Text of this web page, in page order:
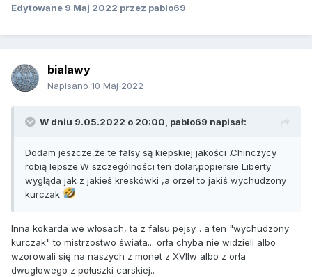
Edytowane 9 Maj 2022 przez pablo69
bialawy
Napisano 10 Maj 2022
W dniu 9.05.2022 o 20:00, pablo69 napisał:
Dodam jeszcze,że te falsy są kiepskiej jakości .Chinczycy
robią lepsze.W szczególności ten dolar,popiersie Liberty
wygląda jak z jakieś kreskówki ,a orzeł to jakiś wychudzony
kurczak
Inna kokarda we włosach, ta z falsu pejsy... a ten "wychudzony
kurczak" to mistrzostwo świata... orła chyba nie widzieli albo
wzorowali się na naszych z monet z XVIIw albo z orła
dwugłowego z połuszki carskiej..